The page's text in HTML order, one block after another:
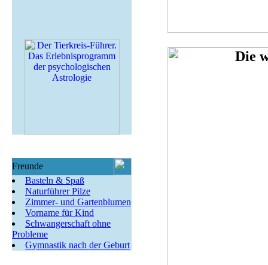
Freunde
Basteln & Spaß
Naturführer Pilze
Zimmer- und Gartenblumen
Vorname für Kind
Schwangerschaft ohne
Probleme
Gymnastik nach der Geburt